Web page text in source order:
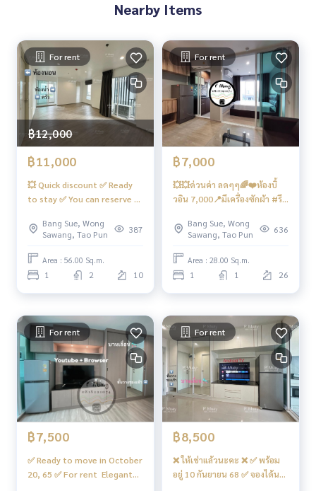
หารมากมาย ร้านเสริมสวย ร้านกาแฟ ฯลฯ
- เจ้าหน้าที่รักษาความปลอดภัย 24 ชั่วโมง
การเดินทางสะดวก
รถเมล์ : สาย 16, 30, 65, 97, 505
รถไฟฟ้า
MRT-บางซ่อน เชื่อมต่อ MRT เตาปูน
ทางด่วน
ใกล้ทางขึ้น-ลงทางด่วน ศรีรัช และทางด่วน ศรีรัช-วงแหวนรอบนอ
ก (กาญจนาภิเษก)
#รีเจ้นท์โฮมบางซ่อนเฟส27 #รีเจ้นท์โฮมบางซ่อนเฟส28 #รีเจ้นท์
#regentbangson #คอนโดติดรถไฟฟ้า #คอนโดใกล้รถไฟฟ้า #
คอนโดติดmrt #mrtบางซ่อน #สวนสุนันทา #พระจอมเกล้า #วงศ์
สว่าง #เกตเวย์บางซื่อ
Nearby Items
For rent
฿12,000
฿11,000
💥 Quick discount ✅ Ready
to stay ✅ You can reserve a
Bang Sue, Wong
Sawang, Tao Pun
387
Area : 56.00 Sq.m.
1 2 10
For rent
฿7,000
💥💥ด่วนค่า ลดๆๆ🌈❤️ห้องบิ้
วอิน 7,000📍มีเครื่องซักผ้า #รี
Bang Sue, Wong
Sawang, Tao Pun
636
Area : 28.00 Sq.m.
1 1 26
For rent
฿7,500
✅ Ready to move in October
20, 65 ✅ For rent ️ Elegant
For rent
฿8,500
❌ ให้เช่าแล้วนะคะ ❌ ✅ พร้อม
อยู่ 10 กันยายน 68 ✅ จองได้นะ